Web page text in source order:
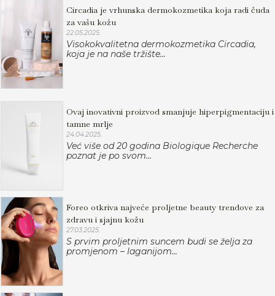
Circadia je vrhunska dermokozmetika koja radi čuda
za vašu kožu
22.05.2025.
Visokokvalitetna dermokozmetika Circadia,
koja je na naše tržište...
Ovaj inovativni proizvod smanjuje hiperpigmentaciju i
tamne mrlje
24.04.2025.
Već više od 20 godina Biologique Recherche
poznat je po svom...
Foreo otkriva najveće proljetne beauty trendove za
zdravu i sjajnu kožu
27.03.2025.
S prvim proljetnim suncem budi se želja za
promjenom – laganijom...